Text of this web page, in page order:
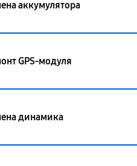
аккумулятора
GPS-модуля
динамика